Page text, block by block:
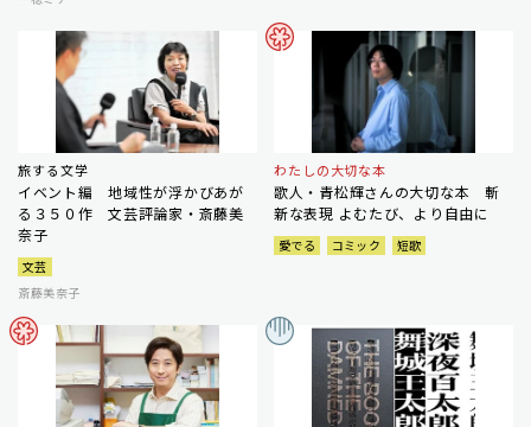
旅する文学
イベント編 地域性が浮かびあが
る３５０作 文芸評論家・斎藤美
奈子
文芸
斎藤美奈子
わたしの大切な本
歌人・青松輝さんの大切な本 斬
新な表現 よむたび、より自由に
愛でる コミック 短歌